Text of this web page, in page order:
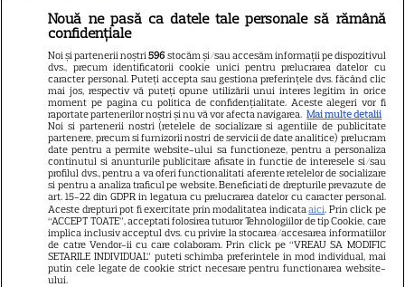
29
Cine este Cosmin Curticăpean,
soțul Laurei Cosoi. Afaceri,
vârstă și povestea de iubire
care durează de peste 10 ani
7
VEDETE STRĂINE
O mai ții minte pe mama lui
Stifler din „American Pie”?
Jennifer Coolidge, la 64 de ani,
dezvăluie greșeala pe care o
regretă și astăzi
Nouă ne pasă ca datele tale personale să rămână
confidențiale
Noi și partenerii noștri596 stocăm și/sau accesăm informații pe dispozitivul
dvs., precum identificatorii cookie unici pentru prelucrarea datelor cu
caracter personal. Puteți accepta sau gestiona preferințele dvs. făcând clic
mai jos, respectiv vă puteți opune utilizării unui interes legitim în orice
moment pe pagina cu politica de confidențialitate. Aceste alegeri vor fi
raportate partenerilor noștri și nu vă vor afecta navigarea. Mai multe detalii
Noi si partenerii nostri (retelele de socializare si agentiile de publicitate
partenere, precum si furnizorii nostri de servicii de date analitice) prelucram
date pentru a permite website-ului sa functioneze, pentru a personaliza
continutul si anunturile publicitare afisate in functie de interesele si/sau
profilul dvs., pentru a va oferi functionalitati aferente retelelor de socializare
si pentru a analiza traficul pe website. Beneficiati de drepturile prevazute de
art. 15-22 din GDPR in legatura cu prelucrarea datelor cu caracter personal.
Aceste drepturi pot fi exercitate prin modalitatea indicataaici. Prin click pe
“ACCEPT TOATE”, acceptati folosirea tuturor Tehnologiilor de tip Cookie, care
implica inclusiv acceptul dvs. cu privire la stocarea/accesarea informatiilor
de catre Vendor-ii cu care colaboram. Prin click pe “VREAU SA MODIFIC
SETARILE INDIVIDUAL” puteti schimba preferintele in mod individual, mai
putin cele legate de cookie strict necesare pentru functionarea website-
ului.